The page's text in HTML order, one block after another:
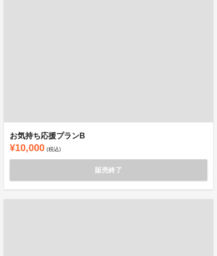
お気持ち応援プランB
¥10,000 (税込)
販売終了